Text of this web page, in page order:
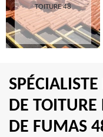
TOITURE 48
DE TOITURE
DE FUMAS